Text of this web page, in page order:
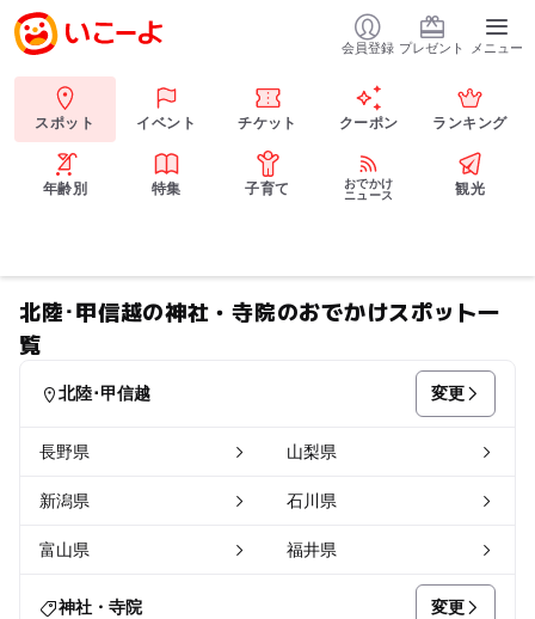
会員登録 プレゼント メニュー
スポット イベント チケット クーポン ランキング
年齢別 特集 子育て
おでかけ
ニュース
観光
北陸･甲信越の神社・寺院のおでかけスポット一
覧
北陸･甲信越 変更
長野県 山梨県
新潟県 石川県
富山県 福井県
神社・寺院 変更